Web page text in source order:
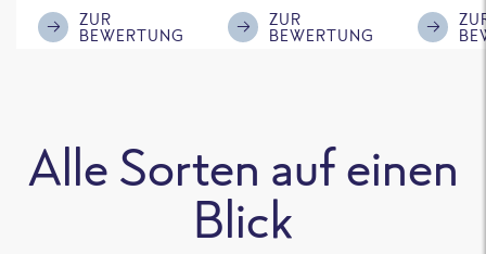
ZUR
BEWERTUNG
ZUR
BEWERTUNG
Alle Sorten auf einen
Blick